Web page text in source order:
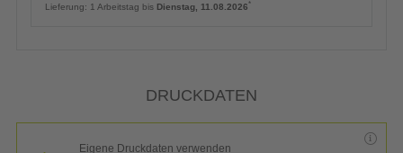
Lieferung: 1 Arbeitstag bis Dienstag, 11.08.2026*
DRUCKDATEN
Eigene Druckdaten verwenden